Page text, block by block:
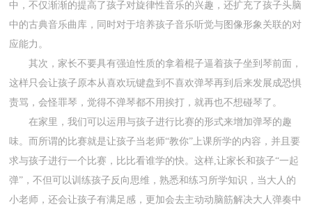
中，不仅渐渐的提高了孩子对旋律性音乐的兴趣，还扩充了孩子头脑
中的古典音乐曲库，同时对于培养孩子音乐听觉与图像形象关联的对
应能力。
其次，家长不要具有强迫性质的拿着棍子逼着孩子坐到琴前面，
这样只会让孩子原本从喜欢玩键盘到不喜欢弹琴再到后来发展成恐惧
责骂，会怪罪琴，觉得不弹琴都不用挨打，就再也不想碰琴了。
在家里，我们可以运用与孩子进行比赛的形式来增加弹琴的趣
味。而所谓的比赛就是让孩子当老师“教你”上课所学的内容，并且要
求与孩子进行一个比赛，比比看谁学的快。这样,让家长和孩子“一起
弹”，不但可以训练孩子反向思维，熟悉和练习所学知识，当大人的
小老师，还会让孩子有满足感，更加会去主动动脑筋解决大人弹奏中